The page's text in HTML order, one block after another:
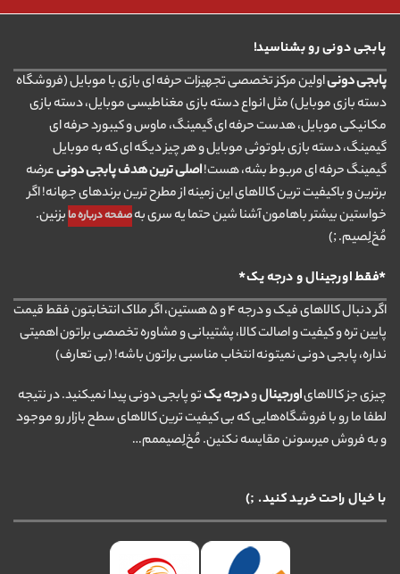
پابجی دونی رو بشناسید!
پابجی دونیاولین مرکز تخصصی تجهیزات حرفه ای بازی با موبایل (فروشگاه
دسته بازی موبایل) مثل انواع دسته بازی مغناطیسی موبایل، دسته بازی
مکانیکی موبایل، هدست حرفه ای گیمینگ، ماوس و کیبورد حرفه ای
گیمینگ، دسته بازی بلوتوثی موبایل و هر چیز دیگه ای که به موبایل
گیمینگ حرفه ای مربوط بشه، هست!اصلی ترین هدف پابجی دونیعرضه
برترین و باکیفیت ترین کالاهای این زمینه از مطرح ترین برندهای جهانه! اگر
خواستین بیشتر باهامون آشنا شین حتما یه سری بهصفحه درباره ما بزنین.
مُخ‌لِصیم. ;)
*فقط اورجینال و درجه یک*
اگر دنبال کالاهای فیک و درجه ۴ و ۵ هستین، اگر ملاک انتخابتون فقط قیمت
پایین تره و کیفیت و اصالت کالا، پشتیبانی و مشاوره تخصصی براتون اهمیتی
نداره، پابجی دونی نمیتونه انتخاب مناسبی براتون باشه! (بی تعارف)
چیزی جز کالاهایاورجینالودرجه یکتو پابجی دونی پیدا نمیکنید. در نتیجه
لطفا ما رو با فروشگاه‌هایی که بی کیفیت ترین کالاهای سطح بازار رو موجود
و به فروش میرسونن مقایسه نکنین. مُخ‌لِصیممم…
با خیال راحت خرید کنید. ;)